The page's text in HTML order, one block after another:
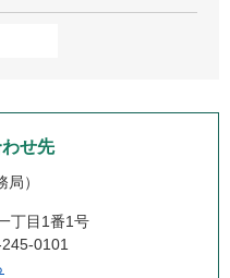
せ先
局
丁目1番1号
0101